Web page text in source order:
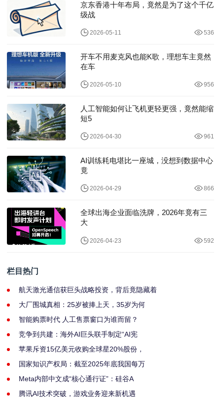
京东香港十年布局，竟然是为了这个千亿
级战
2026-05-11 536
开车不用麦克风也能K歌，理想车主竟然
在车
2026-05-10 956
人工智能如何让飞机更轻更强，竟然能缩
短5
2026-04-30 961
AI训练耗电堪比一座城，没想到数据中心
竟
2026-04-29 866
全球出海企业面临洗牌，2026年竟有三
大
2026-04-23 592
栏目热门
航天激光通信获巨头战略投资，背后竟隐藏着
大厂围城真相：25岁被捧上天，35岁为何
智能购票时代 人工售票窗口为谁而留？
竞争到共建：海外AI巨头联手制定“AI宪
苹果斥资15亿美元收购全球星20%股份，
国家知识产权局：截至2025年底我国每万
Meta内部中文成“核心通行证”：硅谷A
腾讯AI技术突破，游戏业务迎来新机遇